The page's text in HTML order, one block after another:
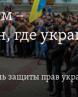
–
где
защиты прав